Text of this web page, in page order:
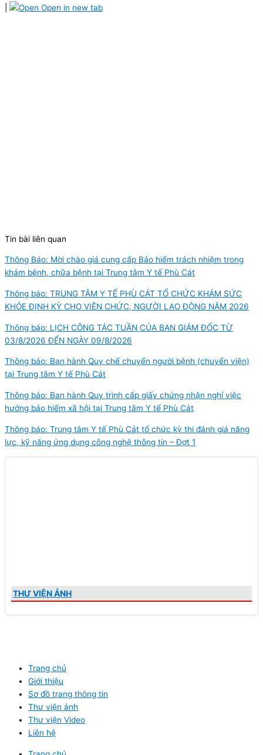
Open in new tab
Tin bài liên quan
Thông Báo: Mời chào giá cung cấp Bảo hiểm trách nhiệm trong
khám bệnh, chữa bệnh tại Trung tâm Y tế Phù Cát
Thông báo: TRUNG TÂM Y TẾ PHÙ CÁT TỔ CHỨC KHÁM SỨC
KHỎE ĐỊNH KỲ CHO VIÊN CHỨC, NGƯỜI LAO ĐỘNG NĂM 2026
Thông báo: LỊCH CÔNG TÁC TUẦN CỦA BAN GIÁM ĐỐC TỪ
03/8/2026 ĐẾN NGÀY 09/8/2026
Thông báo: Ban hành Quy chế chuyển người bệnh (chuyển viện)
tại Trung tâm Y tế Phù Cát
Thông báo: Ban hành Quy trình cấp giấy chứng nhận nghỉ việc
hưởng bảo hiểm xã hội tại Trung tâm Y tế Phù Cát
Thông báo: Trung tâm Y tế Phù Cát tổ chức kỳ thi đánh giá năng
lực, kỹ năng ứng dụng công nghệ thông tin – Đợt 1
THƯ VIỆN ẢNH
Trang chủ
Giới thiệu
Sơ đồ trang thông tin
Thư viện ảnh
Thư viện Video
Liên hệ